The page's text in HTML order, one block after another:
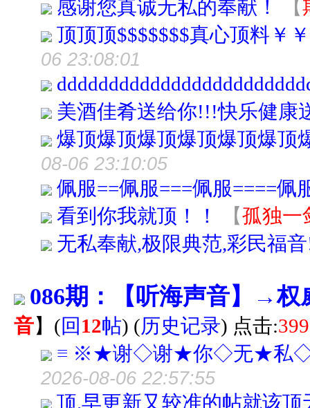
感谢您真诚无私的奉献！ 【
顶顶顶$$$$$$$真心顶料￥
06 23:08:01
美酒佳肴送给你!!!快乐健康
爆顶爆顶爆顶爆顶爆顶爆顶
08-06 23:10:05
佩服==佩服===佩服====佩
看到你我就顶！！
【孤独一
无私奉献,极限典范,彩民福
086期：【听海声音】→
音】 (回 12帖) (历史记录) 点击:
≡ ※★谢◇谢★你◇无★私
2026-08-06 22:57:55
顶.早更新又较准的帖就该